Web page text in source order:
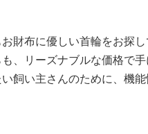
財布に優しい首輪をお探
、リーズナブルな価格で手
飼い主さんのために、機